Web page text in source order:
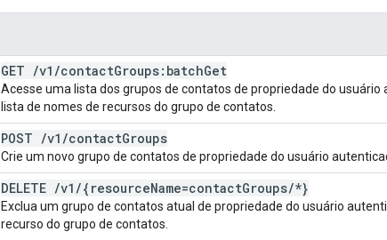
GET /v1 /contactGroups:batchGet
Acesse uma lista dos grupos de contatos de propriedade do
lista de nomes de recursos do grupo de contatos.
POST /v1 /contactGroups
Crie um novo grupo de contatos de propriedade do usuário
DELETE /v1 /{resourceName=contactGroups/*}
Exclua um grupo de contatos atual de propriedade do usuário
recurso do grupo de contatos.